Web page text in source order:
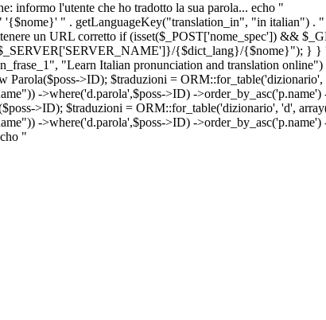
informo l'utente che ho tradotto la sua parola... echo "
'{$nome}' " . getLanguageKey("translation_in", "in italian") . "
un URL corretto if (isset($_POST['nome_spec']) &&
{$dict_lang}/{$nome}"); } }
"Learn Italian pronunciation and translation
>ID); $traduzioni =
->where('d.parola',$poss->ID) -
>ID); $traduzioni = ORM::for_table('dizionario', 'd',
->where('d.parola',$poss->ID) -
"